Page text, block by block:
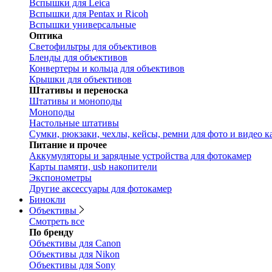
Вспышки для Leica
Вспышки для Pentax и Ricoh
Вспышки универсальные
Оптика
Светофильтры для объективов
Бленды для объективов
Конвертеры и кольца для объективов
Крышки для объективов
Штативы и переноска
Штативы и моноподы
Моноподы
Настольные штативы
Сумки, рюкзаки, чехлы, кейсы, ремни для фото и видео
Питание и прочее
Аккумуляторы и зарядные устройства для фотокамер
Карты памяти, usb накопители
Экспонометры
Другие аксессуары для фотокамер
Бинокли
Объективы
Смотреть все
По бренду
Объективы для Canon
Объективы для Nikon
Объективы для Sony